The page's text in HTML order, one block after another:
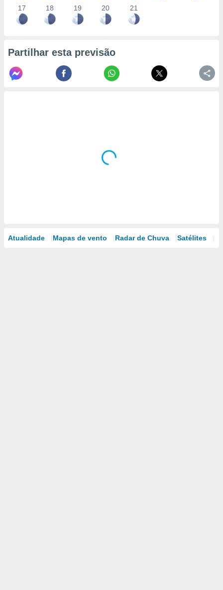
17 18 19 20 21
Partilhar esta previsão
Atualidade Mapas de vento Radar de Chuva Satélites